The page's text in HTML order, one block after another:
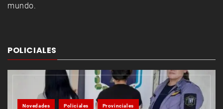
mundo.
POLICIALES
Novedades Policiales Provinciales